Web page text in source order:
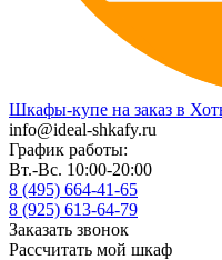
Шкафы-купе на заказ в
info@ideal-shkafy.ru
График работы:
Вт.-Вс. 10:00-20:00
8 (495) 664-41-65
8 (925) 613-64-79
Заказать звонок
Рассчитать мой шкаф